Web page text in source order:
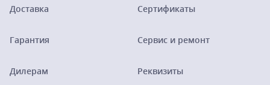
Доставка
Гарантия
Дилерам
Сертификаты
Сервис и ремонт
Реквизиты